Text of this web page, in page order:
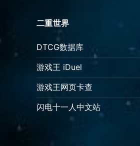
二重世界
DTCG数据库
游戏王 iDuel
游戏王网页卡查
闪电十一人中文站